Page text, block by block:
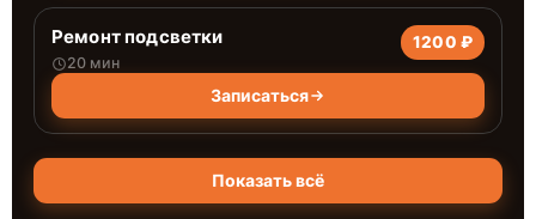
Ремонт подсветки
20 мин
1200 ₽
Записаться
Показать всё